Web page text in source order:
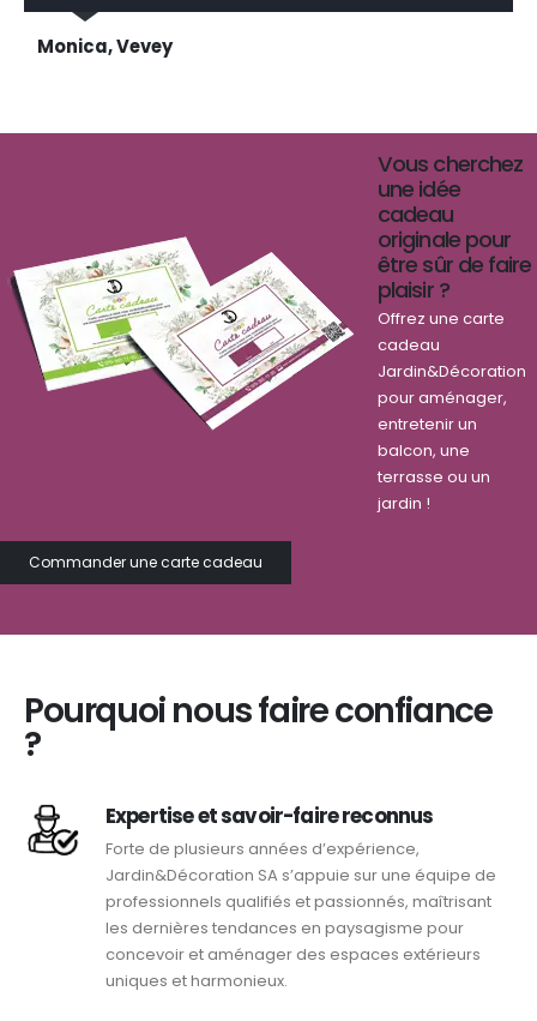
Monica, Vevey
Vous cherchez
une idée
cadeau
originale pour
être sûr de faire
plaisir ?
Offrez une carte
cadeau
Jardin&Décoration
pour aménager,
entretenir un
balcon, une
terrasse ou un
jardin !
Commander une carte cadeau
Pourquoi nous faire confiance
?
Expertise et savoir-faire reconnus
Forte de plusieurs années d’expérience,
Jardin&Décoration SA s’appuie sur une équipe de
professionnels qualifiés et passionnés, maîtrisant
les dernières tendances en paysagisme pour
concevoir et aménager des espaces extérieurs
uniques et harmonieux.